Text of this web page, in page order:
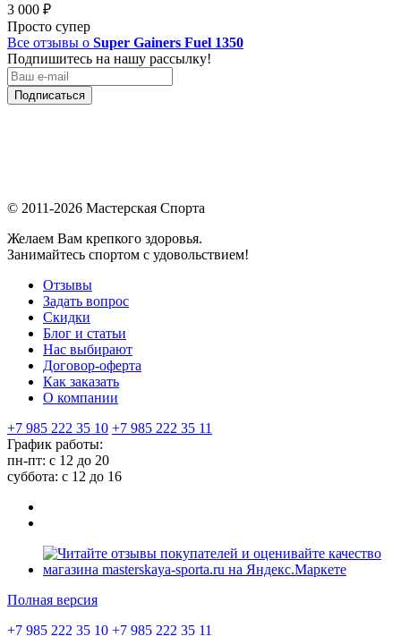
3 000 ₽
Просто супер
Все отзывы о Super Gainers Fuel 1350
Подпишитесь на нашу рассылку!
Подписаться
© 2011-2026 Мастерская Спорта
Желаем Вам крепкого здоровья.
Занимайтесь спортом с удовольствием!
Отзывы
Задать вопрос
Скидки
Блог и статьи
Нас выбирают
Договор-оферта
Как заказать
О компании
+7 985 222 35 10 +7 985 222 35 11
График работы:
пн-пт: с 12 до 20
суббота: c 12 до 16
Полная версия
+7 985 222 35 10 +7 985 222 35 11